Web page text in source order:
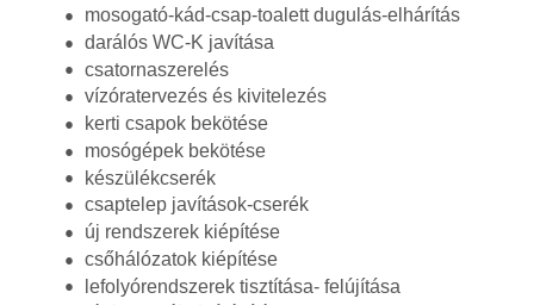
mosogató-kád-csap-toalett dugulás-elhárítás
darálós WC-K javítása
csatornaszerelés
vízóratervezés és kivitelezés
kerti csapok bekötése
mosógépek bekötése
készülékcserék
csaptelep javítások-cserék
új rendszerek kiépítése
csőhálózatok kiépítése
lefolyórendszerek tisztítása- felújítása